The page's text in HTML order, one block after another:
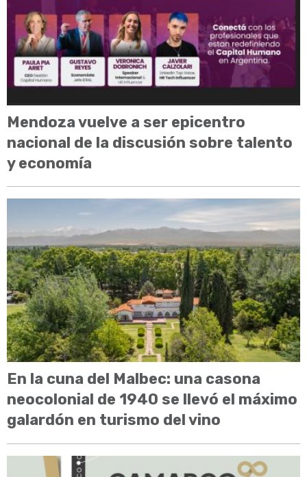
Mendoza vuelve a ser epicentro
nacional de la discusión sobre talento
y economía
En la cuna del Malbec: una casona
neocolonial de 1940 se llevó el máximo
galardón en turismo del vino